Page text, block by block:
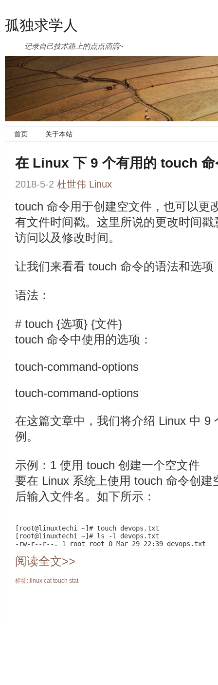
孤独求学人
记录自己技术路上的点点滴滴~
首页 关于本站
在 Linux 下 9 个有用的 touch 命
2018-5-2 杜世伟 Linux
touch 命令用于创建空文件，也可以更
有文件时间戳。这里所说的更改时间
访问以及修改时间。
让我们来看看 touch 命令的语法和选项
语法：
# touch {选项} {文件}
touch 命令中使用的选项：
touch-command-options
touch-command-options
在这篇文章中，我们将介绍 Linux 中 9
例。
示例：1 使用 touch 创建一个空文件
要在 Linux 系统上使用 touch 命令创建
后输入文件名。如下所示：
[root@linuxtechi ~]# touch devops.txt
[root@linuxtechi ~]# ls -l devops.txt
-rw-r--r--. 1 root root 0 Mar 29 22:39 devops.txt
阅读全文>>
标签: linux cat touch stat